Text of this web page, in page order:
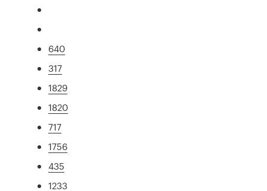
640
317
1829
1820
717
1756
435
1233